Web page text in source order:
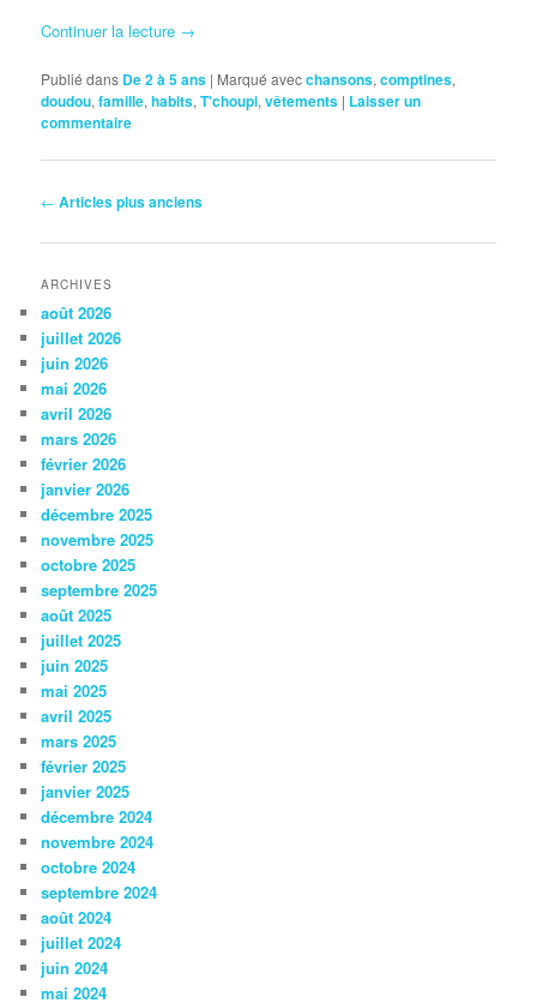
Continuer la lecture →
Publié dans De 2 à 5 ans | Marqué avecchansons,comptines,
doudou,famille,habits,T'choupi,vêtements | Laisser un
commentaire
Navigation
articles
← Articles plus anciens
ARCHIVES
août 2026
juillet 2026
juin 2026
mai 2026
avril 2026
mars 2026
février 2026
janvier 2026
décembre 2025
novembre 2025
octobre 2025
septembre 2025
août 2025
juillet 2025
juin 2025
mai 2025
avril 2025
mars 2025
février 2025
janvier 2025
décembre 2024
novembre 2024
octobre 2024
septembre 2024
août 2024
juillet 2024
juin 2024
mai 2024